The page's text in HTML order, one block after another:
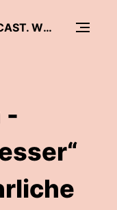
INFACT - DER HZI-PODCAST. WISSENSCHAFT, DIE ANSTECKT.
-